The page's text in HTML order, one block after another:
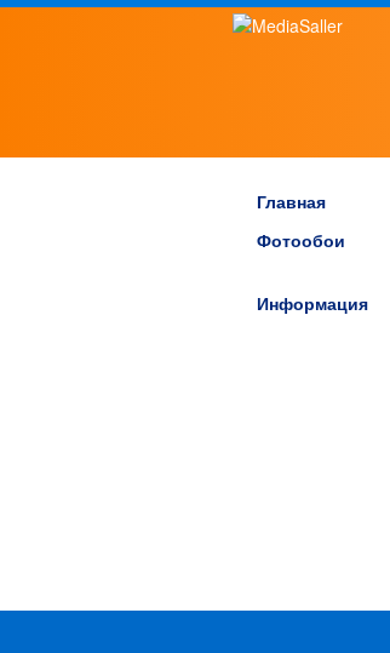
Главная
Фотообои
Информация